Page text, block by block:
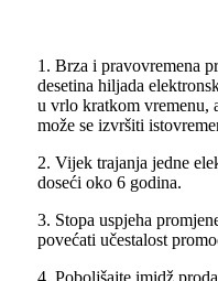
1. Brza i pravovremena
desetina hiljada
u vrlo kratkom vremenu,
može se izvršiti
2. Vijek trajanja jedne
doseći oko 6 godina.
3. Stopa uspjeha
povećati učestalost